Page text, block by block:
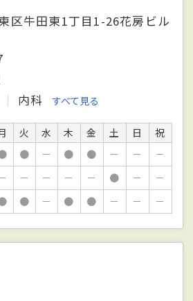
区牛田東1丁目1-26花房ビル
内科 すべて見る
火 水 木 金 土 日
祝
● － ● ● － －
－
－ － － － ● －
－
● － ● ● － － －